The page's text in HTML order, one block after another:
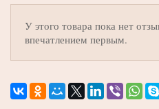
У этого товара пока нет
впечатлением первым.